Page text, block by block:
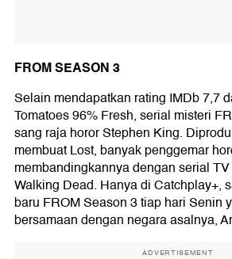
FROM SEASON 3
Selain mendapatkan rating IMDb 7,7
Tomatoes 96% Fresh, serial misteri
sang raja horor Stephen King.
membuat Lost, banyak penggemar
membandingkannya dengan serial
Walking Dead. Hanya di Catchplay+,
baru FROM Season 3 tiap hari Senin
bersamaan dengan negara asalnya,
ADVERTISEMENT